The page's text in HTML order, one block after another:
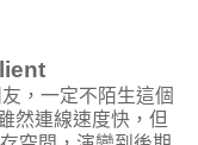
，一定不陌生這個
然連線速度快，但